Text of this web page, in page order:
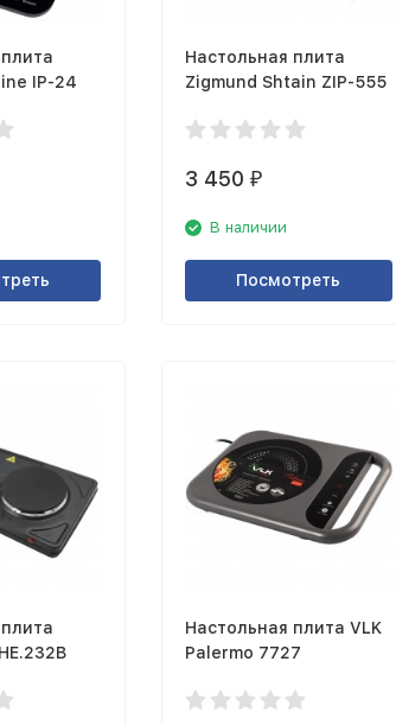
IP-24
Настольная плита
Zigmund Shtain ZIP-555
3 450 ₽
В наличии
Посмотреть
Настольная плита VLK
Palermo 7727